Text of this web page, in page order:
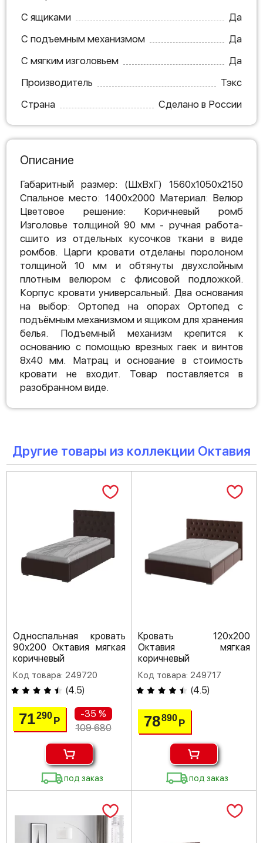
С ящиками
Да
С подъемным механизмом
Да
С мягким изголовьем
Да
Производитель
Тэкс
Страна
Сделано в России
Описание
Габаритный размер: (ШхВхГ) 1560х1050х2150
Спальное место: 1400х2000 Материал: Велюр
Цветовое решение: Коричневый ромб
Изголовье толщиной 90 мм - ручная работа-
сшито из отдельных кусочков ткани в виде
ромбов. Царги кровати отделаны поролоном
толщиной 10 мм и обтянуты двухслойным
плотным велюром с флисовой подложкой.
Корпус кровати универсальный. Два основания
на выбор: Ортопед на опорах Ортопед с
подъёмным механизмом и ящиком для хранения
белья. Подъемный механизм крепится к
основанию с помощью врезных гаек и винтов
8х40 мм. Матрац и основание в стоимость
кровати не входит. Товар поставляется в
разобранном виде.
Другие товары из коллекции Октавия
Односпальная кровать
90х200 Октавия мягкая
коричневый
Код товара: 249720
(4.5)
71290Р
-35 %
109 680
под заказ
Кровать 120х200
Октавия мягкая
коричневый
Код товара: 249717
(4.5)
78890 Р
под заказ